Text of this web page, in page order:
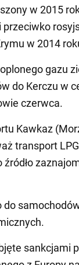
w 2015
w 2014
gazu
do Kerczu w
czerwca.
Kawkaz
transport
źródło
do
sankcjami